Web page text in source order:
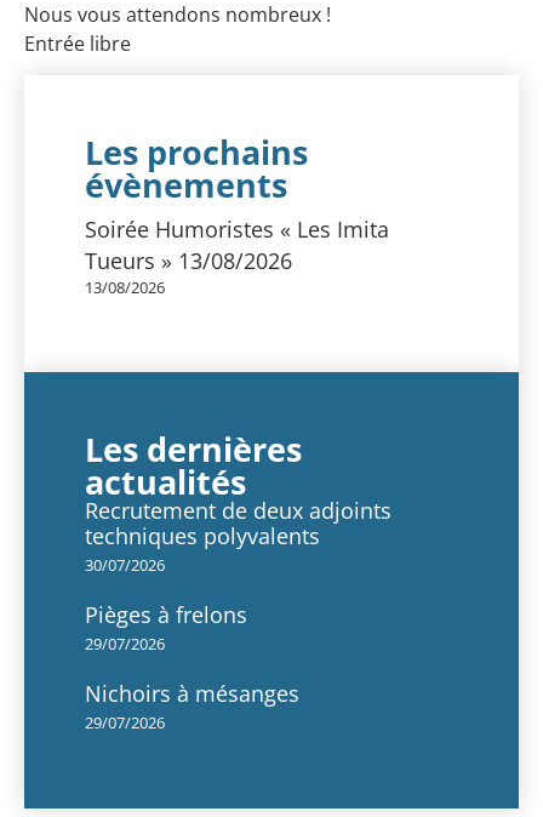
Nous vous attendons nombreux !
Entrée libre
Les prochains
évènements
Soirée Humoristes « Les Imita
Tueurs » 13/08/2026
13/08/2026
Les dernières
actualités
Recrutement de deux adjoints
techniques polyvalents
30/07/2026
Pièges à frelons
29/07/2026
Nichoirs à mésanges
29/07/2026